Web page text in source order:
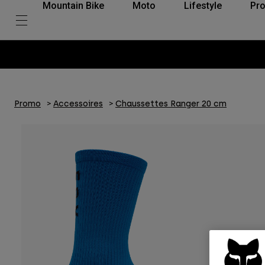
Mountain Bike Moto Lifestyle
Promo Accessoires Chaussettes Ranger 20 cm